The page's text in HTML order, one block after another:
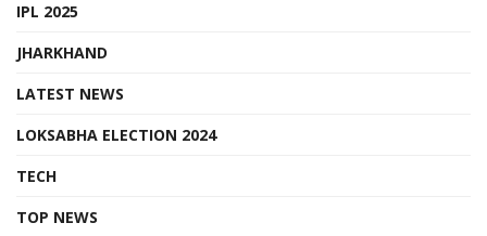
IPL 2025
JHARKHAND
LATEST NEWS
LOKSABHA ELECTION 2024
TECH
TOP NEWS